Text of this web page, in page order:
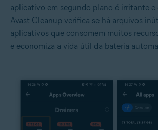
aplicativo em segundo plano é irritante e
Avast Cleanup verifica se há arquivos
aplicativos que consomem muitos
e economiza a vida útil da bateria